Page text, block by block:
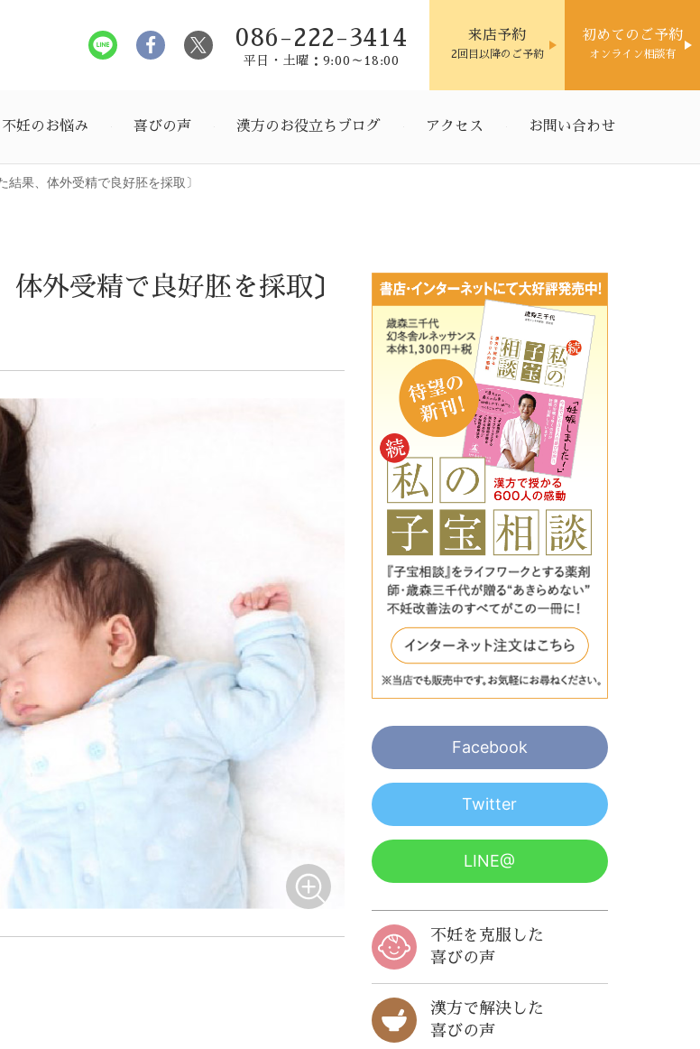
086-222-3414
平日・土曜：9:00～18:00
来店予約
2回目以降のご予約
初めてのご予約
オンライン相談有
不妊のお悩み 喜びの声 漢方のお役立ちブログ アクセス お問い合わせ
果、体外受精で良好胚を採取〕
外受精で良好胚を採取〕
Facebook
Twitter
LINE@
不妊を克服した
喜びの声
漢方で解決した
喜びの声